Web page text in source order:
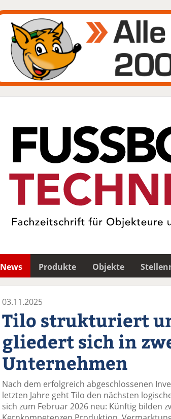
News Produkte Objekte
03.11.2025
Tilo strukturiert
gliedert sich in
Unternehmen
Nach dem erfolgreich abgeschlossenen
letzten Jahre geht Tilo den nächsten
sich zum Februar 2026 neu: Künftig bilden